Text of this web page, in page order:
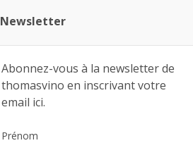
Newsletter
Abonnez-vous à la newsletter de
thomasvino en inscrivant votre
email ici.
Prénom